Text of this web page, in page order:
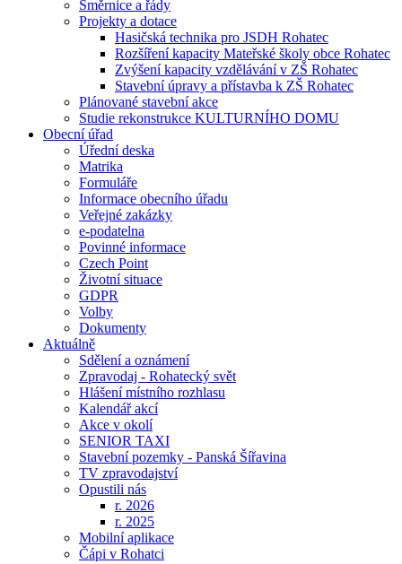
Směrnice a řády
Projekty a dotace
Hasičská technika pro JSDH Rohatec
Rozšíření kapacity Mateřské školy obce Rohatec
Zvýšení kapacity vzdělávání v ZŠ Rohatec
Stavební úpravy a přístavba k ZŠ Rohatec
Plánované stavební akce
Studie rekonstrukce KULTURNÍHO DOMU
Obecní úřad
Úřední deska
Matrika
Formuláře
Informace obecního úřadu
Veřejné zakázky
e-podatelna
Povinné informace
Czech Point
Životní situace
GDPR
Volby
Dokumenty
Aktuálně
Sdělení a oznámení
Zpravodaj - Rohatecký svět
Hlášení místního rozhlasu
Kalendář akcí
Akce v okolí
SENIOR TAXI
Stavební pozemky - Panská Šířavina
TV zpravodajství
Opustili nás
r. 2026
r. 2025
Mobilní aplikace
Čápi v Rohatci